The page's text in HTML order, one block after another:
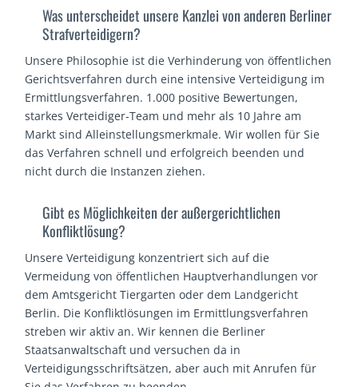
Was unterscheidet unsere Kanzlei von anderen Berliner
Strafverteidigern?
Unsere Philosophie ist die Verhinderung von öffentlichen
Gerichtsverfahren durch eine intensive Verteidigung im
Ermittlungsverfahren. 1.000 positive Bewertungen,
starkes Verteidiger-Team und mehr als 10 Jahre am
Markt sind Alleinstellungsmerkmale. Wir wollen für Sie
das Verfahren schnell und erfolgreich beenden und
nicht durch die Instanzen ziehen.
Gibt es Möglichkeiten der außergerichtlichen
Konfliktlösung?
Unsere Verteidigung konzentriert sich auf die
Vermeidung von öffentlichen Hauptverhandlungen vor
dem Amtsgericht Tiergarten oder dem Landgericht
Berlin. Die Konfliktlösungen im Ermittlungsverfahren
streben wir aktiv an. Wir kennen die Berliner
Staatsanwaltschaft und versuchen da in
Verteidigungsschriftsätzen, aber auch mit Anrufen für